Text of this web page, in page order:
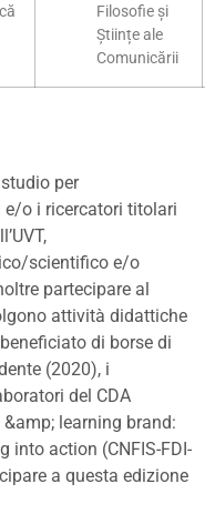
Filosofie și
Științe ale
Comunicării
per
e/o i ricercatori titolari
scientifico e/o
partecipare al
attività didattiche
di borse di
(2020), i
del CDA
learning brand:
into action (CNFIS-FDI-
a questa edizione